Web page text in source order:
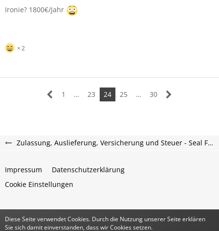
Ironie? 1800€/Jahr
2
1 … 23 24 25 … 30
Zulassung, Auslieferung, Versicherung und Steuer - Seal Forum
Impressum
Datenschutzerklärung
Cookie Einstellungen
Community-Software:WoltLab Suite™
Diese Seite verwendet Cookies. Durch die Nutzung unserer Seite erklären
Sie sich damit einverstanden, dass wir Cookies setzen.